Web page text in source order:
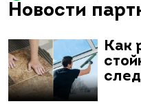
Новости
Как